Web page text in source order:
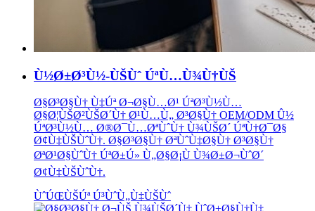
Ù½Ø±Ø³Ù½-ÙŠÙˆ ÚªÙ…Ù¾Ù†ÙŠ
Ø§Ø³Ø§Ù† Ù‡Úª Ø¬Ø§Ù…Ø¹ ÚªØ³Ù½Ù…
Ø§Ø¦ÙŠØ²ÙŠØ´Ù† Ø¹Ù…Ù„ Ø³Ø§Ù† OEM/ODM Û½
ÚªØ³Ù½Ù… Ø®Ø¯Ù…ØªÙˆÙ† Ù¾ÙŠØ´ ÚªÙ†Ø¯Ø§
Ø¢Ù‡ÙŠÙˆÙ†. Ø§Ø³Ø§Ù† ØªÙˆÙ‡Ø§Ù† Ø³Ø§Ù†
ØªØ¹Ø§ÙˆÙ† ÚªØ±Ú» Ù„Ø§Ø¡Ù Ù¾Ø±Ø¬ÙˆØ´
Ø¢Ù‡ÙŠÙˆÙ†.
ÙˆÚŒÙŠÚª Ú³ÙˆÙ„Ù‡ÙŠÙˆ